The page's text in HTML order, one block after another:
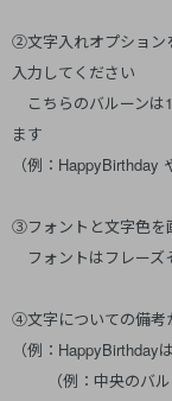
②文字入れオプション
入力してください
こちらのバルーンは
ます
（例：HappyBirthday
③フォントと文字色を
フォントはフレーズ
④文字についての備考
（例：HappyBirthday
（例：中央のバル